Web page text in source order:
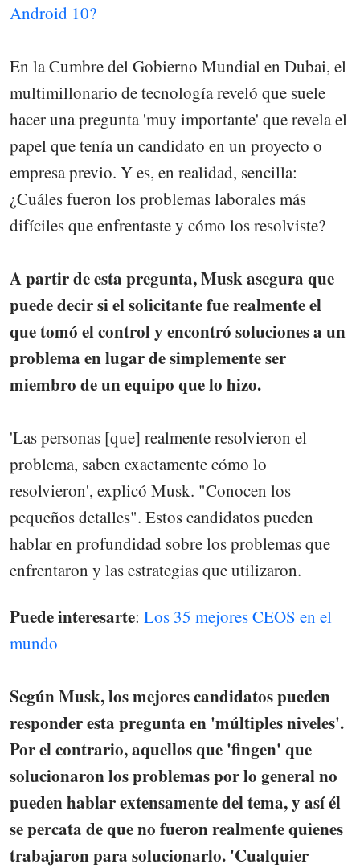
Android 10?
En la Cumbre del Gobierno Mundial en Dubai, el
multimillonario de tecnología reveló que suele
hacer una pregunta 'muy importante' que revela el
papel que tenía un candidato en un proyecto o
empresa previo. Y es, en realidad, sencilla:
¿Cuáles fueron los problemas laborales más
difíciles que enfrentaste y cómo los resolviste?
A partir de esta pregunta, Musk asegura que
puede decir si el solicitante fue realmente el
que tomó el control y encontró soluciones a un
problema en lugar de simplemente ser
miembro de un equipo que lo hizo.
'Las personas [que] realmente resolvieron el
problema, saben exactamente cómo lo
resolvieron', explicó Musk. "Conocen los
pequeños detalles". Estos candidatos pueden
hablar en profundidad sobre los problemas que
enfrentaron y las estrategias que utilizaron.
Puede interesarte: Los 35 mejores CEOS en el
mundo
Según Musk, los mejores candidatos pueden
responder esta pregunta en 'múltiples niveles'.
Por el contrario, aquellos que 'fingen' que
solucionaron los problemas por lo general no
pueden hablar extensamente del tema, y así él
se percata de que no fueron realmente quienes
trabajaron para solucionarlo. 'Cualquier